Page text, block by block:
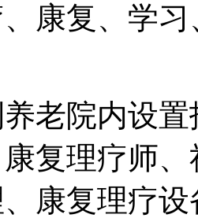
康复、学
老院内设
复理疗师
康复理疗